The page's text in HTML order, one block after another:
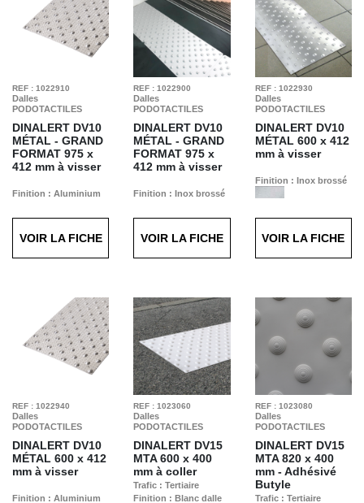
REF : 1022910
Dalles
PODOTACTILES
DINALERT DV10
MÉTAL - GRAND
FORMAT 975 x
412 mm à visser
Finition : Aluminium
VOIR LA FICHE
REF : 1022900
Dalles
PODOTACTILES
DINALERT DV10
MÉTAL - GRAND
FORMAT 975 x
412 mm à visser
Finition : Inox brossé
VOIR LA FICHE
REF : 1022930
Dalles
PODOTACTILES
DINALERT DV10
MÉTAL 600 x 412
mm à visser
Finition : Inox brossé
VOIR LA FICHE
REF : 1022940
Dalles
PODOTACTILES
DINALERT DV10
MÉTAL 600 x 412
mm à visser
Finition : Aluminium
REF : 1023060
Dalles
PODOTACTILES
DINALERT DV15
MTA600 x 400
mm à coller
Trafic : Tertiaire
Finition : Blanc dalle
REF : 1023080
Dalles
PODOTACTILES
DINALERT DV15
MTA820 x 400
mm - Adhésivé
Butyle
Trafic : Tertiaire